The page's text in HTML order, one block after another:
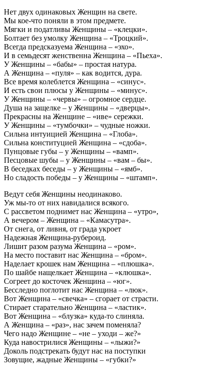
Нет двух одинаковых Женщин на свете.
Мы кое-что поняли в этом предмете.
Мягки и податливы Женщины – «клецки».
Болтает без умолку Женщина – «Троцкий».
Всегда предсказуема Женщина – «эхо».
И в семьдесят женственна Женщина – «Пьеха».
У Женщины – «бабы» – простая натура.
А Женщина – «пуля» – как водится, дура.
Все время колеблется Женщина – «синус».
И есть свои плюсы у Женщины – «минус».
У Женщины – «червы» – огромное сердце.
Душа на защелке – у Женщины – «дверцы».
Прекрасны на Женщине – «иве» сережки.
У Женщины – «тумбочки» – чудные ножки.
Сильна интуицией Женщина – «Глоба».
Сильна конституцией Женщина – «сдоба».
Пунцовые губы – у Женщины – «вамп».
Песцовые шубы – у Женщины – «вам – бы».
В беседках беседы – у Женщины – «ямб».
Но сладость победы – у Женщины – «штамп».
Ведут себя Женщины неодинаково.
Уж мы-то от них навидалися всякого.
С рассветом поднимет нас Женщина – «утро»,
А вечером – Женщина – «Камасутра».
От снега, от ливня, от града укроет
Надежная Женщина-рубероид.
Лишит разом разума Женщина – «ром».
На место поставит нас Женщина – «бром».
Наделает крошек нам Женщина – «плюшка».
По шайбе нащелкает Женщина – «клюшка».
Согреет до косточек Женщина – «юг».
Бесследно поглотит нас Женщина – «люк».
Вот Женщина – «свечка» – сгорает от страсти.
Стирает старательно Женщина – «ластик».
Вот Женщина – «блузка» куда-то слиняла.
А Женщина – «раз», нас зачем поменяла?
Чего надо Женщине – «не – уходи – же?»
Куда навострилися Женщины – «лыжи?»
Доколь подстрекать будут нас на поступки
Зовущие, жадные Женщины – «губки?»